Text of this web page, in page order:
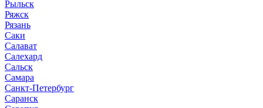
Рыльск
Ряжск
Рязань
Саки
Салават
Салехард
Сальск
Самара
Санкт-Петербург
Саранск